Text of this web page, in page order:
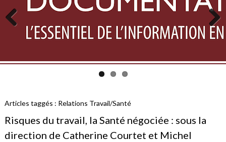
Previous Next
Articles taggés : Relations Travail/Santé
Risques du travail, la Santé négociée : sous la
direction de Catherine Courtet et Michel